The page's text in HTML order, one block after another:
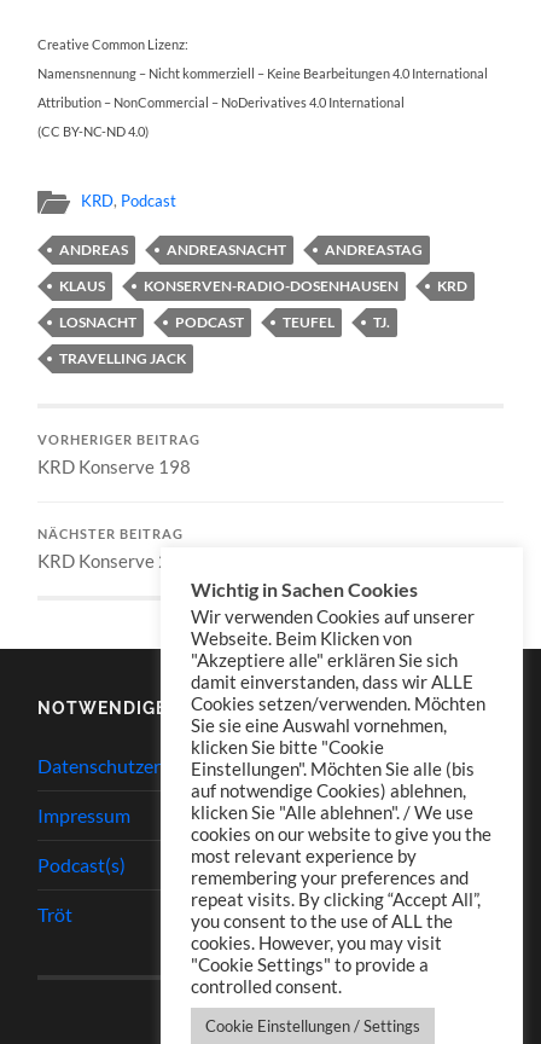
Creative Common Lizenz:
Namensnennung – Nicht kommerziell – Keine Bearbeitungen 4.0 International
Attribution – NonCommercial – NoDerivatives 4.0 International
(CC BY-NC-ND 4.0)
KRD, Podcast
ANDREAS ANDREASNACHT
ANDREASTAG
KLAUS
KONSERVEN-RADIO-DOSENHAUSEN
KRD
LOSNACHT
PODCAST TEUFEL
TJ.
TRAVELLING JACK
VORHERIGER BEITRAG
KRD Konserve 198
NÄCHSTER BEITRAG
KRD Konserve 200
NOTWENDIGES
Datenschutzerklärung
Impressum
Podcast(s)
Tröt
Wichtig in Sachen Cookies
Wir verwenden Cookies auf unserer
Webseite. Beim Klicken von
"Akzeptiere alle" erklären Sie sich
damit einverstanden, dass wir ALLE
Cookies setzen/verwenden. Möchten
Sie sie eine Auswahl vornehmen,
klicken Sie bitte "Cookie
Einstellungen". Möchten Sie alle (bis
auf notwendige Cookies) ablehnen,
klicken Sie "Alle ablehnen". / We use
cookies on our website to give you the
most relevant experience by
remembering your preferences and
repeat visits. By clicking “Accept All”,
you consent to the use of ALL the
cookies. However, you may visit
"Cookie Settings" to provide a
controlled consent.
Cookie Einstellungen / Settings